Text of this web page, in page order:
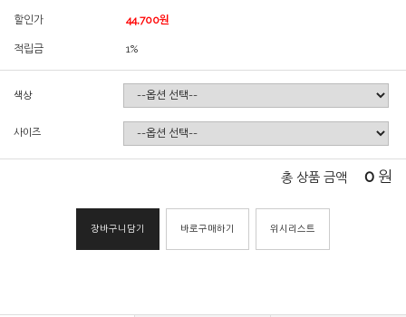
할인가 44,700원
적립금 1%
색상
사이즈
총 상품 금액 0 원
장바구니담기 바로구매하기 위시리스트